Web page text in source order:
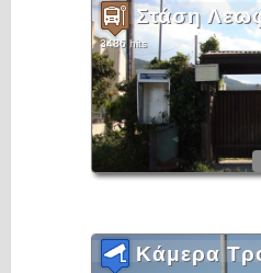
Στάση
3486 hits
Κάμερα